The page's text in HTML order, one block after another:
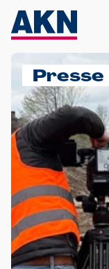
Presse